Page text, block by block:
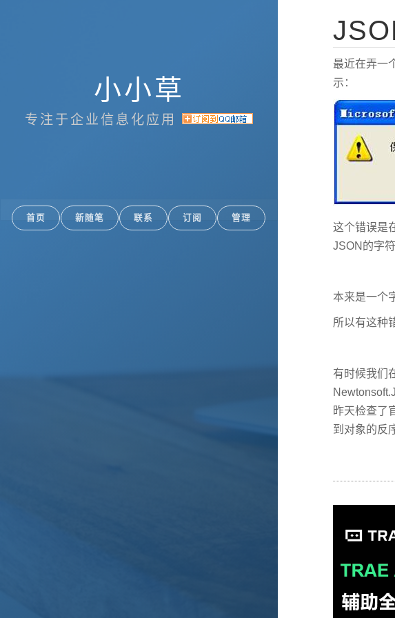
小小草
专注于企业信息化应用
首页 新随笔 联系 订阅 管理
最近在弄一
示：
这个错误是
JSON的字
本来是一个
所以有这种
有时候我们
昨天检查了
到对象的反